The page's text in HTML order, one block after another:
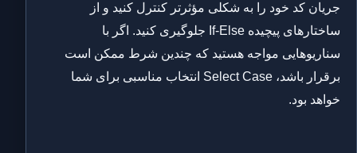
جریان کد خود را به شکلی مؤثرتر کنترل کنید و از
ساختارهای پیچیده If-Else جلوگیری کنید. اگر با
سناریوهایی مواجه هستید که چندین شرط ممکن است
برقرار باشد، Select Case انتخاب مناسبی برای شما
خواهد بود.